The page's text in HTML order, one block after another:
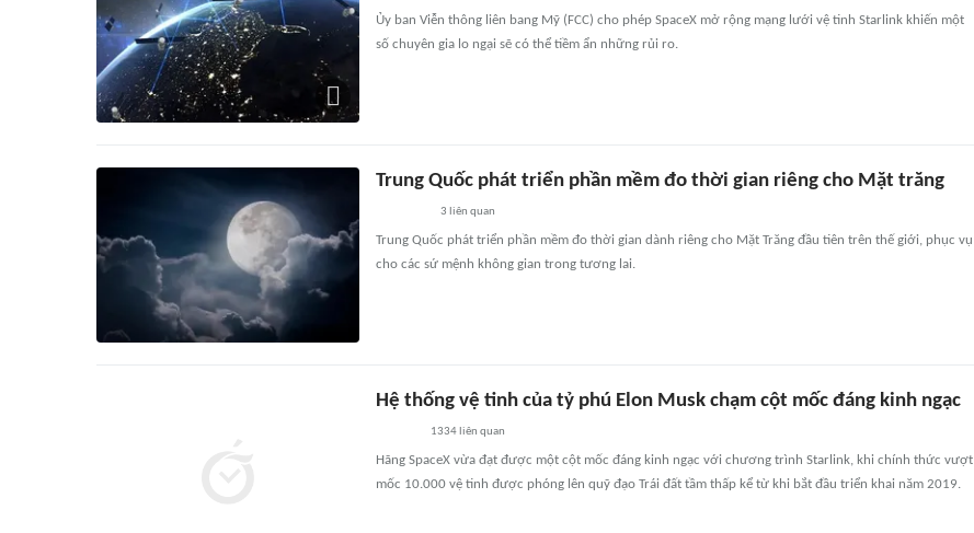
Ủy ban Viễn thông liên bang Mỹ (FCC) cho phép SpaceX mở rộng mạng lưới vệ tinh Starlink khiến một
số chuyên gia lo ngại sẽ có thể tiềm ẩn những rủi ro.
Trung Quốc phát triển phần mềm đo thời gian riêng cho Mặt trăng
3 liên quan
Trung Quốc phát triển phần mềm đo thời gian dành riêng cho Mặt Trăng đầu tiên trên thế giới, phục vụ
cho các sứ mệnh không gian trong tương lai.
Hệ thống vệ tinh của tỷ phú Elon Musk chạm cột mốc đáng kinh ngạc
1334liên quan
Hãng SpaceX vừa đạt được một cột mốc đáng kinh ngạc với chương trình Starlink, khi chính thức vượt
mốc 10.000 vệ tinh được phóng lên quỹ đạo Trái đất tầm thấp kể từ khi bắt đầu triển khai năm 2019.